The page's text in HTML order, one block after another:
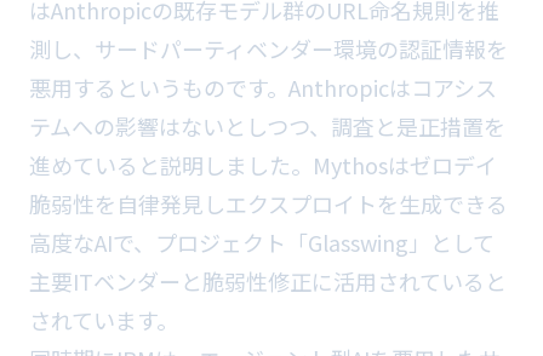
はAnthropicの既存モデル群のURL命名規則を推
測し、サードパーティベンダー環境の認証情報を
悪用するというものです。Anthropicはコアシス
テムへの影響はないとしつつ、調査と是正措置を
進めていると説明しました。Mythosはゼロデイ
脆弱性を自律発見しエクスプロイトを生成できる
高度なAIで、プロジェクト「Glasswing」として
主要ITベンダーと脆弱性修正に活用されていると
されています。